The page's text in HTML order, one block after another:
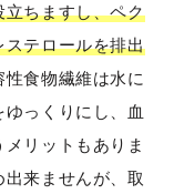
ちますし、ペク
テロールを排出
性食物繊維は水に
っくりにし、血
リットもありま
来ませんが、取